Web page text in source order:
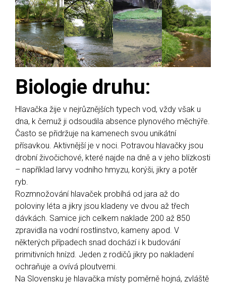
Biologie druhu:
Hlavačka žije v nejrůznějších typech vod, vždy však u
dna, k čemuž ji odsoudila absence plynového měchýře.
Často se přidržuje na kamenech svou unikátní
přísavkou. Aktivnější je v noci. Potravou hlavačky jsou
drobní živočichové, které najde na dně a v jeho blízkosti
– například larvy vodního hmyzu, korýši, jikry a potěr
ryb.
Rozmnožování hlavaček probíhá od jara až do
poloviny léta a jikry jsou kladeny ve dvou až třech
dávkách. Samice jich celkem naklade 200 až 850
zpravidla na vodní rostlinstvo, kameny apod. V
některých případech snad dochází i k budování
primitivních hnízd. Jeden z rodičů jikry po nakladení
ochraňuje a ovívá ploutvemi.
Na Slovensku je hlavačka místy poměrně hojná, zvláště